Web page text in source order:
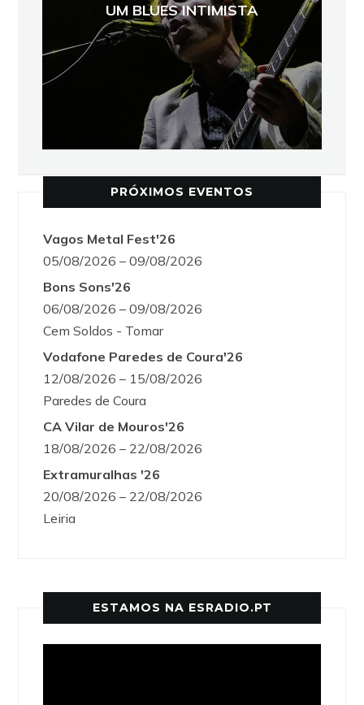
UM BLUES INTIMISTA
PRÓXIMOS EVENTOS
Vagos Metal Fest'26
05/08/2026 – 09/08/2026
Bons Sons'26
06/08/2026 – 09/08/2026
Cem Soldos - Tomar
Vodafone Paredes de Coura'26
12/08/2026 – 15/08/2026
Paredes de Coura
CA Vilar de Mouros'26
18/08/2026 – 22/08/2026
Extramuralhas '26
20/08/2026 – 22/08/2026
Leiria
ESTAMOS NA ESRADIO.PT